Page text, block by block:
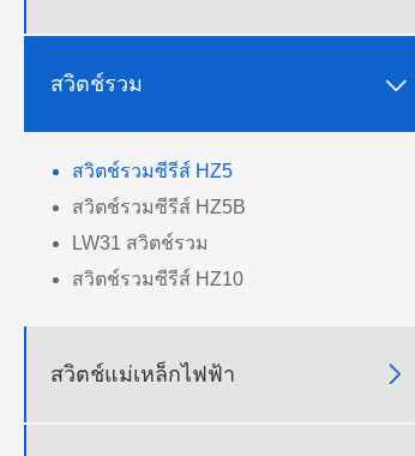
สวิตช์รวม 
สวิตช์รวมซีรีส์ HZ5
สวิตช์รวมซีรีส์ HZ5B
LW31 สวิตช์รวม
สวิตช์รวมซีรีส์ HZ10
สวิตช์แม่เหล็กไฟฟ้า 